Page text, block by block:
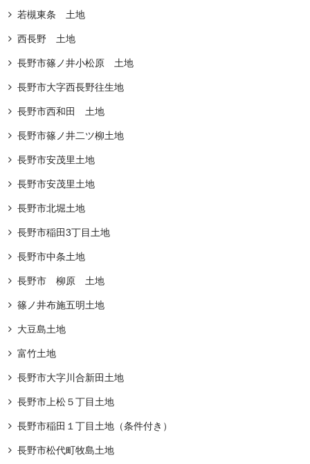
若槻東条 土地
西長野 土地
⻑野市篠ノ井⼩松原 土地
長野市大字西長野往生地
長野市西和田 土地
長野市篠ノ井二ツ柳土地
長野市安茂里土地
長野市安茂里土地
長野市北堀土地
長野市稲田3丁目土地
長野市中条土地
長野市 柳原 土地
篠ノ井布施五明土地
大豆島土地
富竹土地
長野市大字川合新田土地
長野市上松５丁目土地
長野市稲田１丁目土地（条件付き）
長野市松代町牧島土地